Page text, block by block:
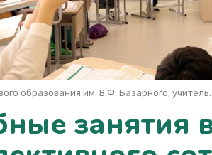
образования им. В.Ф. Базарного,
занятия